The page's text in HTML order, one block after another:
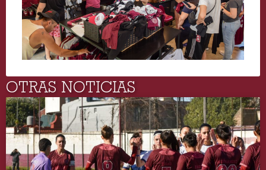
OTRAS NOTICIAS